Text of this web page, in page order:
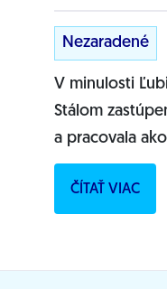
Nezaradené
V minulosti
Stálom
a pracovala
záležitosti
obhajuje ako...
ČÍTAŤ VIAC